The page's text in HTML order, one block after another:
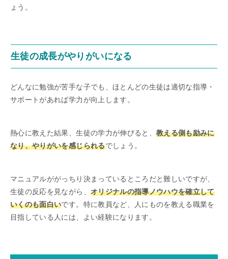
ょう。
生徒の成長がやりがいになる
どんなに勉強が苦手な子でも、ほとんどの生徒は適切な指導・
サポートがあれば学力が向上します。
熱心に教えた結果、生徒の学力が伸びると、教える側も励みに
なり、やりがいを感じられるでしょう。
マニュアルががっちり決まっているところだと難しいですが、
生徒の反応を見ながら、 オリジナルの指導ノウハウを確立して
いくのも面白いです。特に教員など、人にものを教える職業を
目指している人には、よい経験になります。